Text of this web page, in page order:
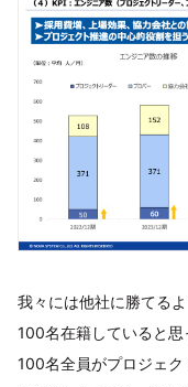
我々には他社に勝てる
100名在籍していると思
100名全員がプロジェ